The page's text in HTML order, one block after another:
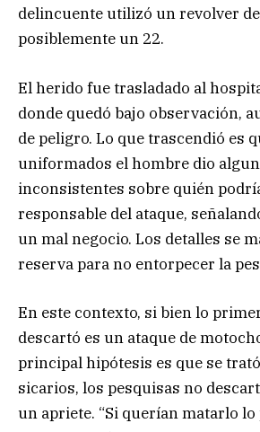
delincuente utilizó un revolver
posiblemente un 22.
El herido fue trasladado al
donde quedó bajo observación,
de peligro. Lo que trascendió es
uniformados el hombre dio
inconsistentes sobre quién
responsable del ataque,
un mal negocio. Los detalles se
reserva para no entorpecer la
En este contexto, si bien lo
descartó es un ataque de
principal hipótesis es que se
sicarios, los pesquisas no
un apriete. “Si querían matarlo